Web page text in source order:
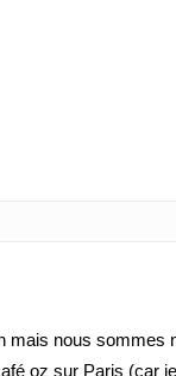
mais nous sommes
oz sur Paris (car